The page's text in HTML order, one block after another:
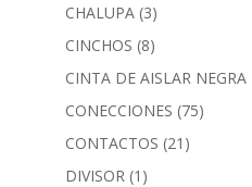
CHALUPA (3)
CINCHOS (8)
CINTA DE AISLAR
CONECCIONES (75)
CONTACTOS (21)
DIVISOR (1)